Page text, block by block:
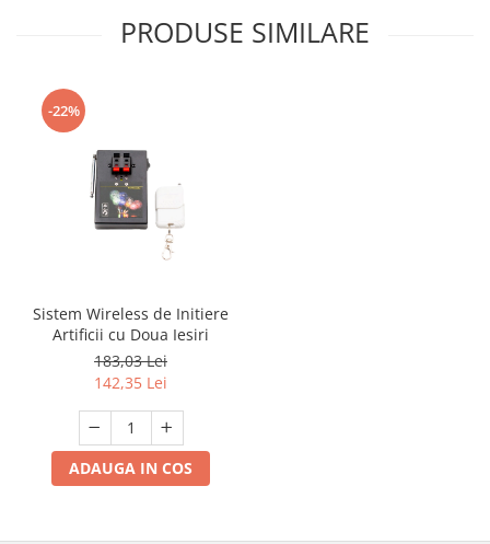
PRODUSE SIMILARE
-22%
Sistem Wireless de Initiere
Artificii cu Doua Iesiri
183,03 Lei
142,35 Lei
ADAUGA IN COS